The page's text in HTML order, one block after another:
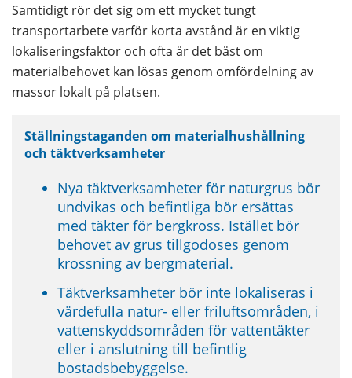
Samtidigt rör det sig om ett mycket tungt
transportarbete varför korta avstånd är en viktig
lokaliseringsfaktor och ofta är det bäst om
materialbehovet kan lösas genom omfördelning av
massor lokalt på platsen.
Ställningstaganden om materialhushållning
och täktverksamheter
Nya täktverksamheter för naturgrus bör
undvikas och befintliga bör ersättas
med täkter för bergkross. Istället bör
behovet av grus tillgodoses genom
krossning av bergmaterial.
Täktverksamheter bör inte lokaliseras i
värdefulla natur- eller friluftsområden, i
vattenskyddsområden för vattentäkter
eller i anslutning till befintlig
bostadsbebyggelse.